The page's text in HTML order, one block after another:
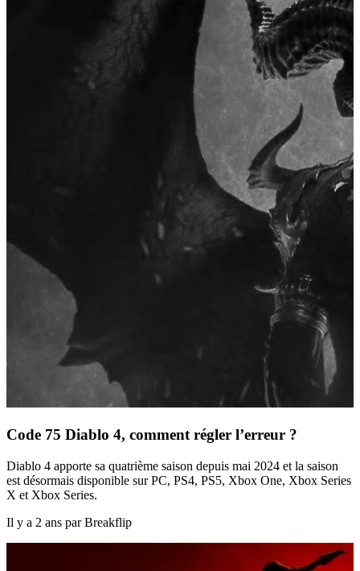
Code 75 Diablo 4, comment régler l’erreur ?
Diablo 4 apporte sa quatrième saison depuis mai 2024 et la saison
est désormais disponible sur PC, PS4, PS5, Xbox One, Xbox Series
X et Xbox Series.
Il y a 2 ans par Breakflip